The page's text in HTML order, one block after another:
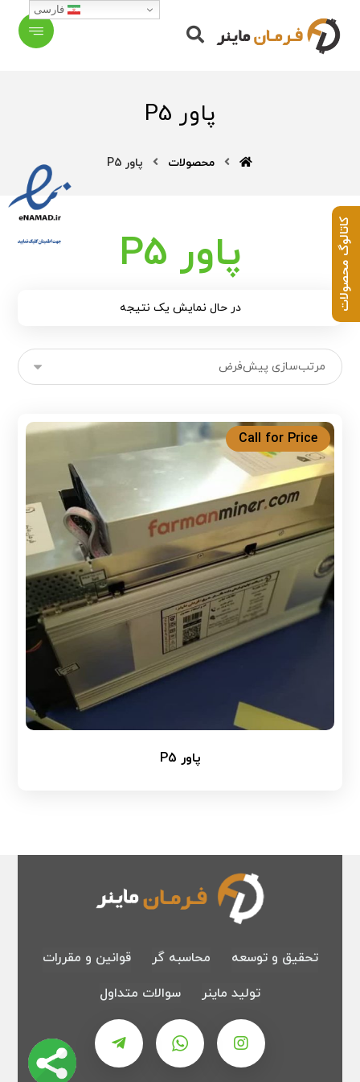
پاور P5
محصولات پاور P5
پاور P5
در حال نمایش یک نتیجه
پاور P5
Call for Price
تحقیق و توسعه محاسبه گر
قوانین و مقررات
تولید ماینر
سوالات متداول
فارسی
کاتالوگ محصولات